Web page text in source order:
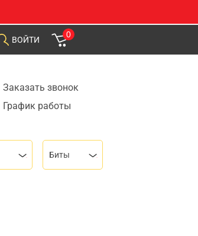
ВОЙТИ
0
Заказать звонок
График работы
Биты